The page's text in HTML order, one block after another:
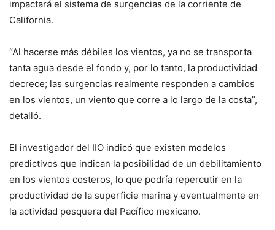
impactará el sistema de surgencias de la corriente de
California.
“Al hacerse más débiles los vientos, ya no se transporta
tanta agua desde el fondo y, por lo tanto, la productividad
decrece; las surgencias realmente responden a cambios
en los vientos, un viento que corre a lo largo de la costa”,
detalló.
El investigador del IIO indicó que existen modelos
predictivos que indican la posibilidad de un debilitamiento
en los vientos costeros, lo que podría repercutir en la
productividad de la superficie marina y eventualmente en
la actividad pesquera del Pacífico mexicano.